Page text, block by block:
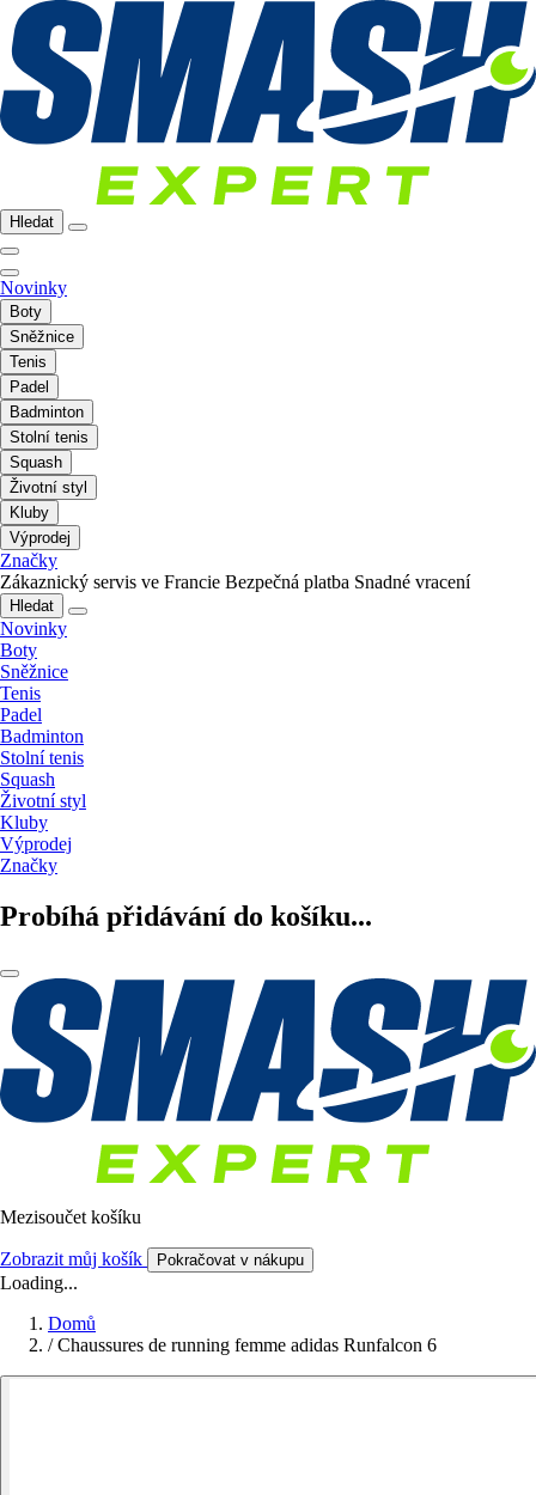
Hledat
Novinky
Boty
Sněžnice
Tenis
Padel
Badminton
Stolní tenis
Squash
Životní styl
Kluby
Výprodej
Značky
Zákaznický servis ve Francie Bezpečná platba Snadné vracení
Hledat
Novinky
Boty
Sněžnice
Tenis
Padel
Badminton
Stolní tenis
Squash
Životní styl
Kluby
Výprodej
Značky
Probíhá přidávání do košíku...
Mezisoučet košíku
Zobrazit můj košík Pokračovat v nákupu
Loading...
Domů
/ Chaussures de running femme adidas Runfalcon 6